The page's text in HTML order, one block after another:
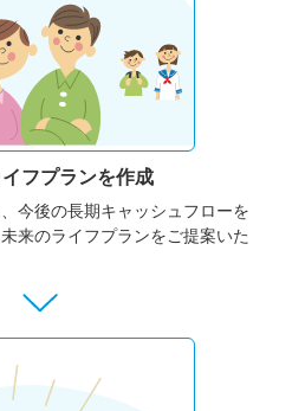
フプランを作成
今後の長期キャッシュフローを
来のライフプランをご提案いた